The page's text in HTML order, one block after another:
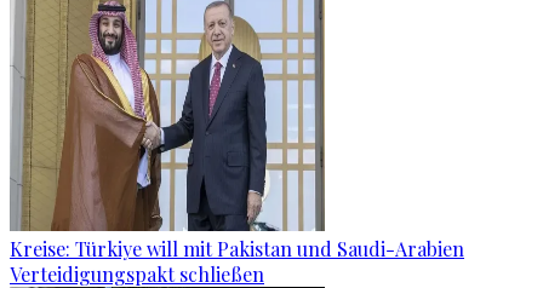
Kreise: Türkiye will mit Pakistan und Saudi-Arabien
Verteidigungspakt schließen